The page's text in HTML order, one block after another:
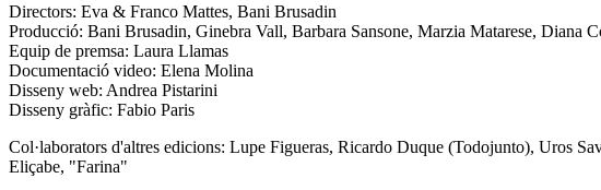
Directors: Eva & Franco Mattes, Bani Brusadin
Producció: Bani Brusadin, Ginebra Vall, Barbara Sansone, Marzia Matarese, Diana
Equip de premsa: Laura Llamas
Documentació video: Elena Molina
Disseny web: Andrea Pistarini
Disseny gràfic: Fabio Paris
Col·laborators d'altres edicions: Lupe Figueras, Ricardo Duque (Todojunto), Uros
Eliçabe, "Farina"